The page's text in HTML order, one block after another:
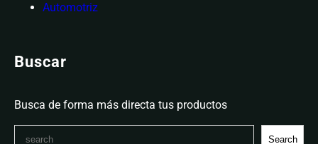
Automotriz
Buscar
Busca de forma más directa tus productos
Search